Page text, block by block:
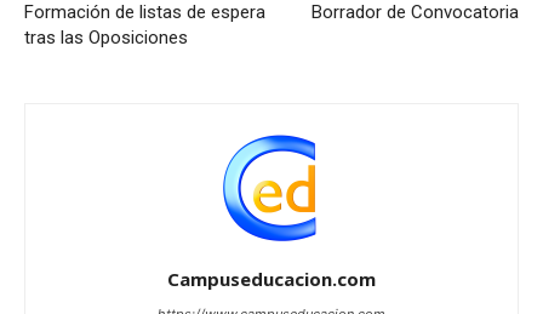
Formación de listas de espera
tras las Oposiciones
Borrador de Convocatoria
Campuseducacion.com